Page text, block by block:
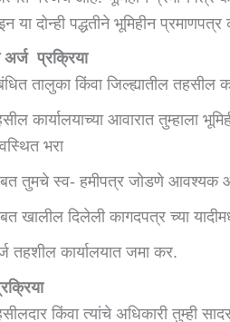
दोन्ही पद्धतीने भूमिहीन
प्रक्रिया
तालुका किंवा जिल्ह्यातील तहसील
कार्यालयाच्या आवारात तुम्हाला
भरा
तुमचे स्व- हमीपत्र जोडणे आवश्यक
खालील दिलेली कागदपत्र च्या
तहशील कार्यालयात जमा कर.
किंवा त्यांचे अधिकारी तुम्ही